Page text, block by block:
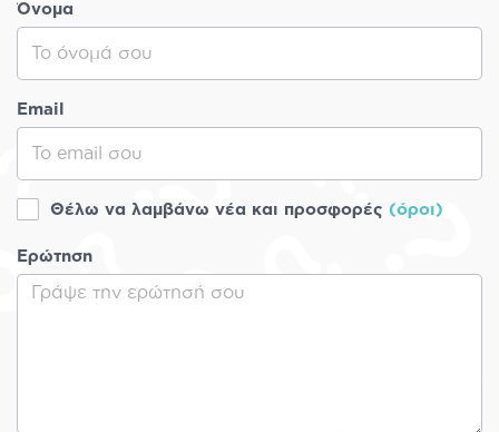
Όνομα
Email
Θέλω να λαμβάνω νέα και προσφορές (όροι)
Ερώτηση